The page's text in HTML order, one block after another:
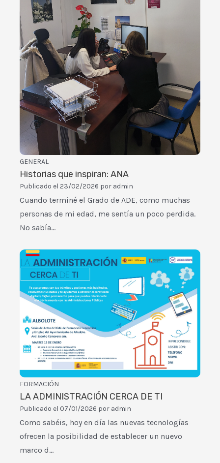
GENERAL
Historias que inspiran: ANA
Publicado el 23/02/2026 por admin
Cuando terminé el Grado de ADE, como muchas
personas de mi edad, me sentía un poco perdida.
No sabía…
FORMACIÓN
LA ADMINISTRACIÓN CERCA DE TI
Publicado el 07/01/2026 por admin
Como sabéis, hoy en día las nuevas tecnologías
ofrecen la posibilidad de establecer un nuevo
marco d…